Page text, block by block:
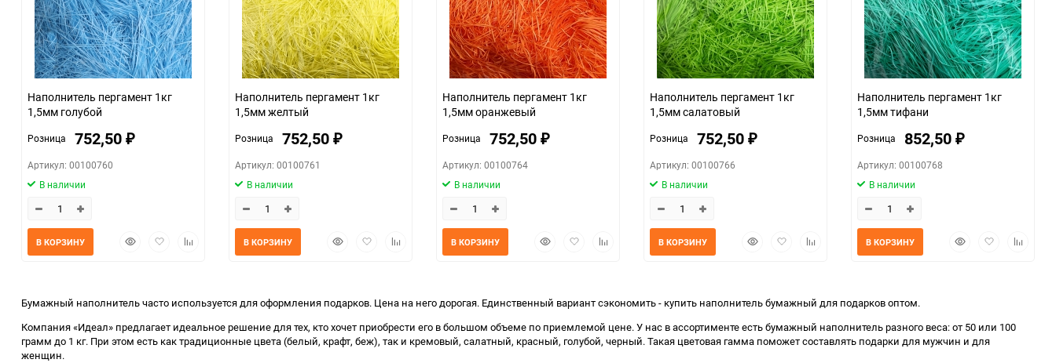
Наполнитель пергамент 1кг
1,5мм голубой
Розница 752,50 ₽
Артикул: 00100760
В наличии
БыстрыйДобавитьДобавить
В КОРЗИНУ
Наполнитель пергамент 1кг
1,5мм желтый
Розница 752,50 ₽
Артикул: 00100761
В наличии
БыстрыйДобавитьДобавить
В КОРЗИНУ
Наполнитель пергамент 1кг
1,5мм оранжевый
Розница 752,50 ₽
Артикул: 00100764
В наличии
БыстрыйДобавитьДобавить
В КОРЗИНУ
Наполнитель пергамент 1кг
1,5мм салатовый
Розница 752,50 ₽
Артикул: 00100766
В наличии
БыстрыйДобавитьДобавить
В КОРЗИНУ
Наполнитель пергамент 1кг
1,5мм тифани
Розница 852,50 ₽
Артикул: 00100768
В наличии
БыстрыйДобавить
В КОРЗИНУ
Бумажный наполнитель часто используется для оформления подарков. Цена на него дорогая. Единственный вариант сэкономить - купить наполнитель бумажный для подарков оптом.
Компания «Идеал» предлагает идеальное решение для тех, кто хочет приобрести его в большом объеме по приемлемой цене. У нас в ассортименте есть бумажный наполнитель разного веса: от 50 или 100
грамм до 1 кг. При этом есть как традиционные цвета (белый, крафт, беж), так и кремовый, салатный, красный, голубой, черный. Такая цветовая гамма поможет составлять подарки для мужчин и для
женщин.